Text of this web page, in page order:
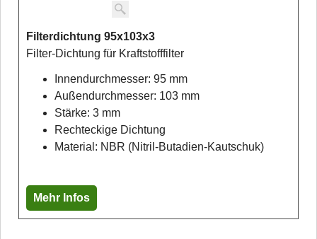
Filterdichtung 95x103x3
Filter-Dichtung für Kraftstofffilter
Innendurchmesser: 95 mm
Außendurchmesser: 103 mm
Stärke: 3 mm
Rechteckige Dichtung
Material: NBR (Nitril-Butadien-Kautschuk)
Mehr Infos